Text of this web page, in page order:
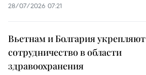
28/07/2026 07:21
Вьетнам и Болгария укрепляют
сотрудничество в области
здравоохранения